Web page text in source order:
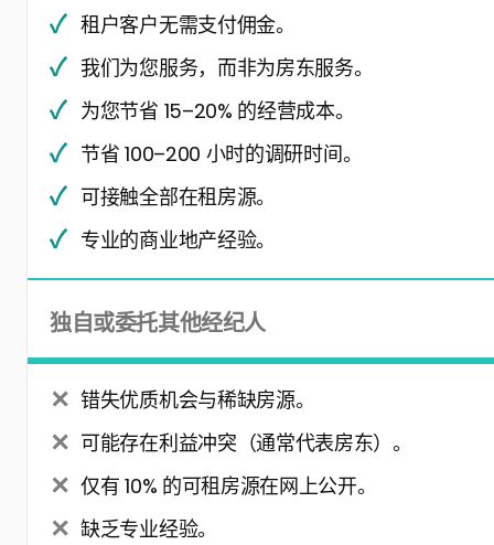
租户客户无需支付佣金。
我们为您服务，而非为房东服务。
为您节省 15–20% 的经营成本。
节省 100–200 小时的调研时间。
可接触全部在租房源。
专业的商业地产经验。
独自或委托其他经纪人
错失优质机会与稀缺房源。
可能存在利益冲突（通常代表房东）。
仅有 10% 的可租房源在网上公开。
缺乏专业经验。